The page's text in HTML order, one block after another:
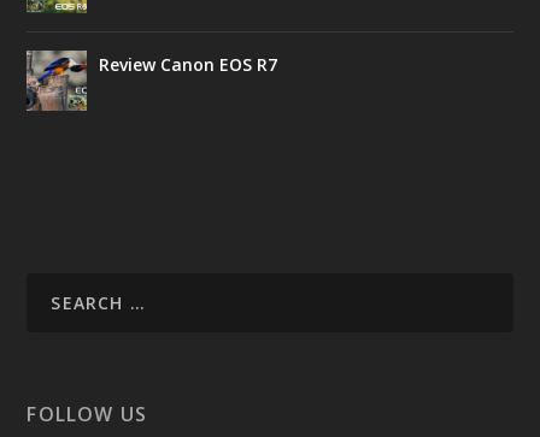
Review Canon EOS R7
FOLLOW US